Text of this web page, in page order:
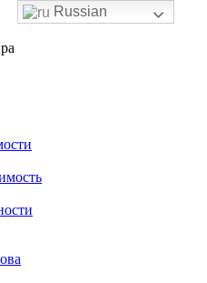
Russian